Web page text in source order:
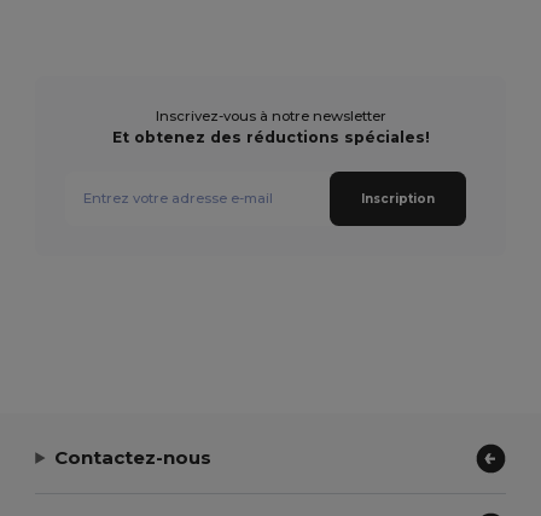
Inscrivez-vous à notre newsletter
Et obtenez des réductions spéciales!
Inscription
Contactez-nous